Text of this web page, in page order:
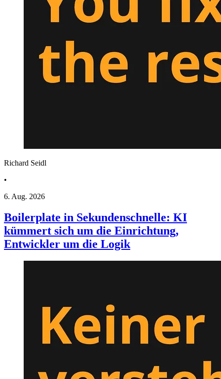
Richard Seidl
•
6. Aug. 2026
Boilerplate in Sekundenschnelle: KI
kümmert sich um die Einrichtung,
Entwickler um die Logik